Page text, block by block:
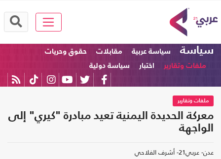
سياسة سياسة عربية مقابلات
حقوق وحريات
ملفات وتقارير
اختبار سياسة دولية
ملفات وتقارير
معركة الحديدة اليمنية تعيد مبادرة "كيري" إلى
الواجهة
عدن- عربي21- أشرف الفلاحي